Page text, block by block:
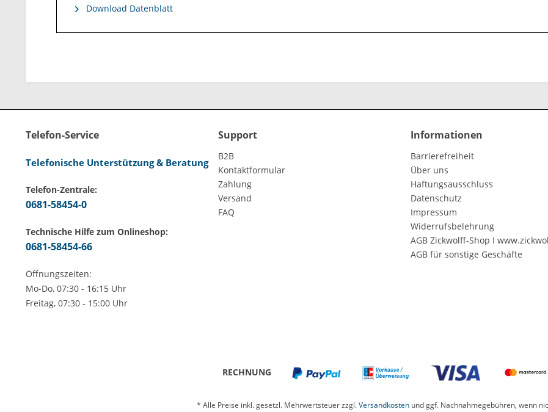
Download Datenblatt
Telefon-Service
Telefonische Unterstützung & Beratung
Telefon-Zentrale:
0681-58454-0
Technische Hilfe zum Onlineshop:
0681-58454-66
Öffnungszeiten:
Mo-Do, 07:30 - 16:15 Uhr
Freitag, 07:30 - 15:00 Uhr
Support
B2B
Kontaktformular
Zahlung
Versand
FAQ
Informationen
Barrierefreiheit
Über uns
Haftungsausschluss
Datenschutz
Impressum
Widerrufsbelehrung
AGB Zickwolff-Shop I
AGB für sonstige Geschäfte
RECHNUNG
* Alle Preise inkl. gesetzl. Mehrwertsteuer zzgl.Versandkostenund ggf. Nachnahmegebühren, wenn